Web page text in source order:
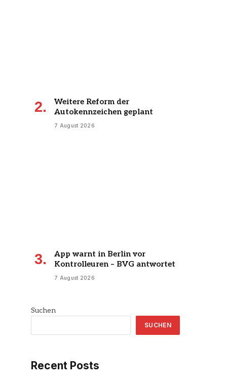
Weitere Reform der
Autokennzeichen geplant
7 August 2026
App warnt in Berlin vor
Kontrolleuren – BVG antwortet
7 August 2026
Suchen
SUCHEN
Recent Posts